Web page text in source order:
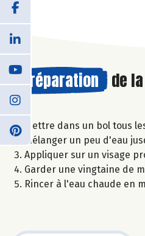
Préparation de la
Mettre dans un bol tous
Mélanger un peu d'eau
Appliquer sur un visage
Garder une vingtaine de
Rincer à l'eau chaude en